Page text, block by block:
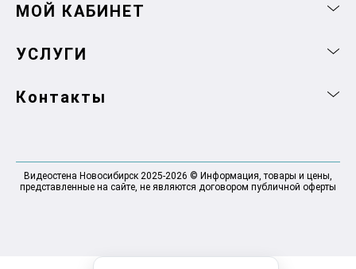
МОЙ КАБИНЕТ
УСЛУГИ
Контакты
Видеостена Новосибирск 2025-2026 © Информация, товары и цены,
представленные на сайте, не являются договором публичной оферты